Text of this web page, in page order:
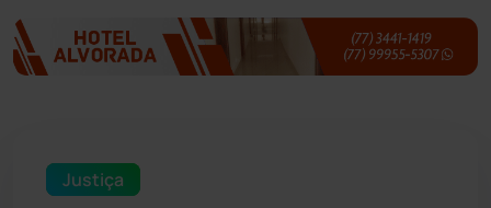
Justiça